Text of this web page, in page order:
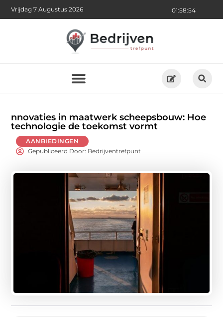
01:58:56
Vrijdag 7 Augustus 2026
nnovaties in maatwerk scheepsbouw: Hoe
technologie de toekomst vormt
AANBIEDINGEN
Gepubliceerd Door: Bedrijventrefpunt